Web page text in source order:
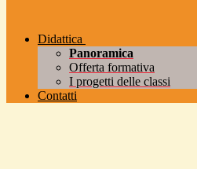
Didattica
Panoramica
Offerta formativa
I progetti delle classi
Contatti